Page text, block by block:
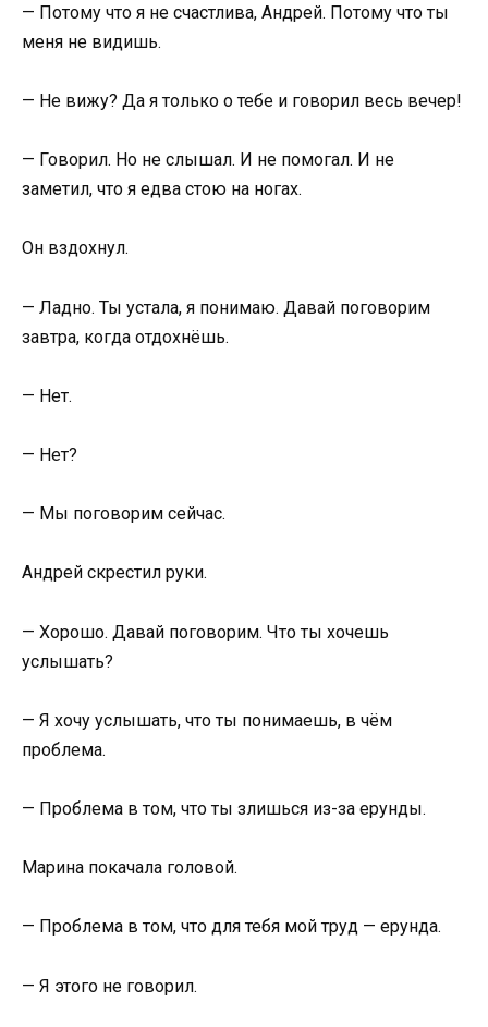
— Потому что я не счастлива, Андрей. Потому что ты
меня не видишь.
— Не вижу? Да я только о тебе и говорил весь вечер!
— Говорил. Но не слышал. И не помогал. И не
заметил, что я едва стою на ногах.
Он вздохнул.
— Ладно. Ты устала, я понимаю. Давай поговорим
завтра, когда отдохнёшь.
— Нет.
— Нет?
— Мы поговорим сейчас.
Андрей скрестил руки.
— Хорошо. Давай поговорим. Что ты хочешь
услышать?
— Я хочу услышать, что ты понимаешь, в чём
проблема.
— Проблема в том, что ты злишься из-за ерунды.
Марина покачала головой.
— Проблема в том, что для тебя мой труд — ерунда.
— Я этого не говорил.